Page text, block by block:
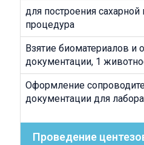
для построения сахарной
процедура
Взятие биоматериалов и
документации, 1
Оформление
документации для
Проведение